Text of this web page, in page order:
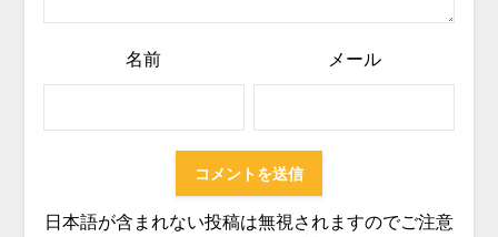
名前 メール
日本語が含まれない投稿は無視されますのでご注意